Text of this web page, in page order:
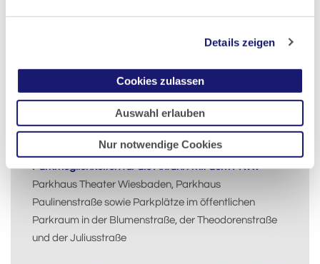
Details zeigen
Cookies zulassen
Auswahl erlauben
Nur notwendige Cookies
Die Telefonnummern der zuständigen
Sachbearbeiterinnen finden Sie auf dieser Seite unter
"Ihre Ansprechpartner/-innen".
Parkmöglichkeiten für die Anfahrt mit dem PKW:
Parkhaus Theater Wiesbaden, Parkhaus
Paulinenstraße sowie Parkplätze im öffentlichen
Parkraum in der Blumenstraße, der Theodorenstraße
und der Juliusstraße